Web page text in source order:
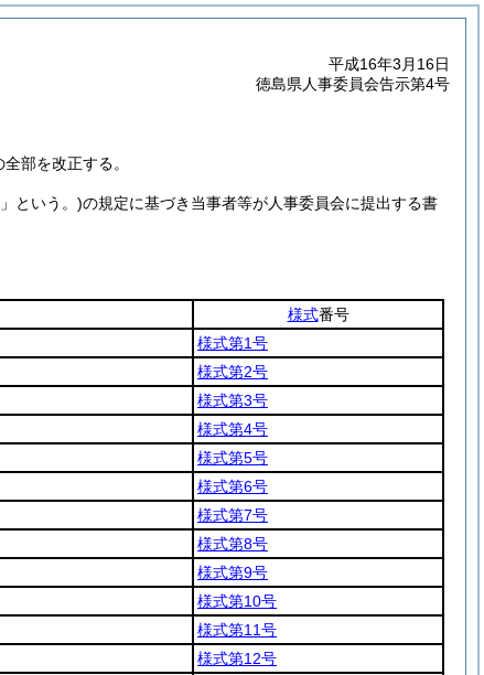
平成16年3月16日
徳島県人事委員会告示第4号
部を改正する。
という。)の規定に基づき当事者等が人事委員会に提出する書
様式番号
様式第1号
様式第2号
様式第3号
様式第4号
様式第5号
様式第6号
様式第7号
様式第8号
様式第9号
様式第10号
様式第11号
様式第12号